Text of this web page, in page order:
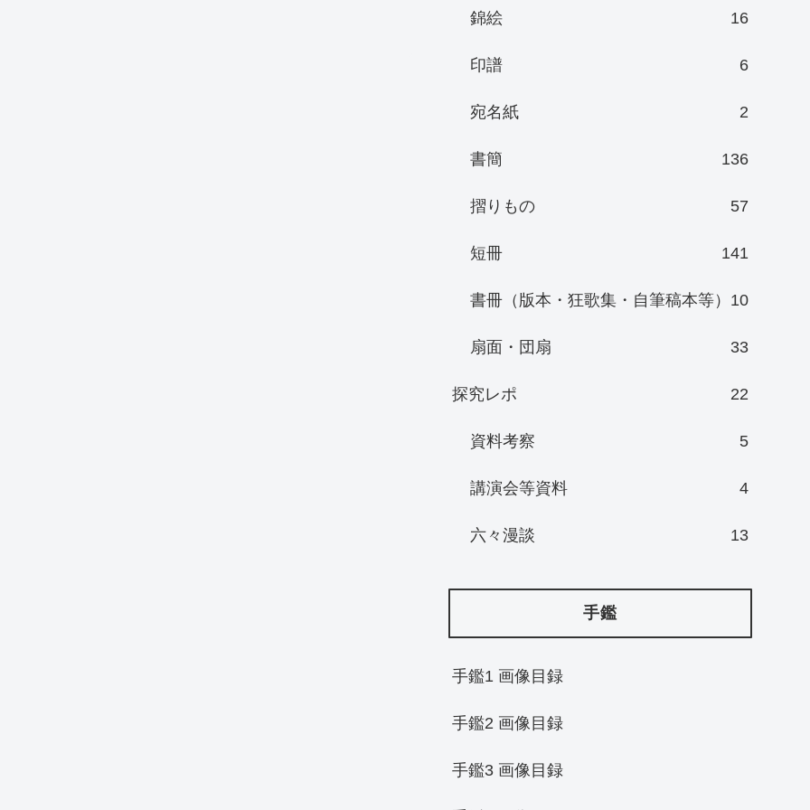
錦絵 16
印譜 6
宛名紙 2
書簡 136
摺りもの 57
短冊 141
書冊（版本・狂歌集・自筆稿本等） 10
扇面・団扇 33
探究レポ 22
資料考察 5
講演会等資料 4
六々漫談 13
手鑑
手鑑1 画像目録
手鑑2 画像目録
手鑑3 画像目録